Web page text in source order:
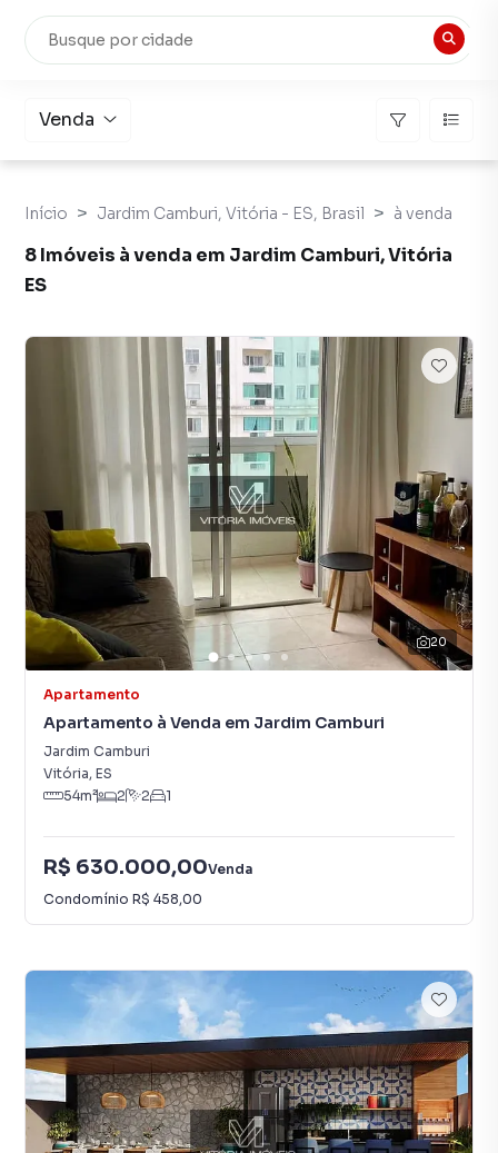
Venda
Início Jardim Camburi, Vitória - ES, Brasil à venda
8 Imóveis à venda em Jardim Camburi, Vitória
ES
20
Apartamento
Apartamento à Venda em Jardim Camburi
Jardim Camburi
Vitória, ES
54m² 2 2 1
R$ 630.000,00Venda
Condomínio R$ 458,00